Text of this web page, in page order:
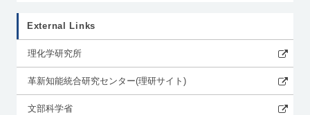
External Links
理化学研究所
革新知能統合研究センター(理研サイト)
文部科学省